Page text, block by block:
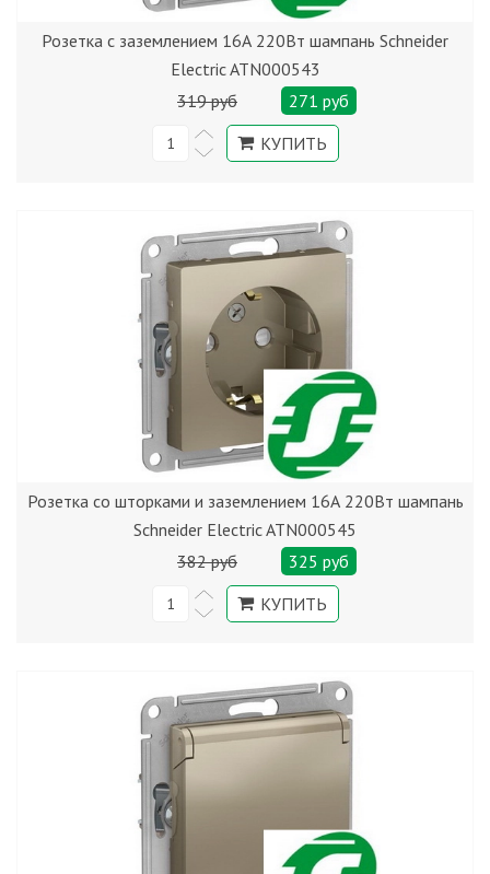
Розетка с заземлением 16А 220Вт шампань Schneider
Electric ATN000543
319 руб
271 руб
Розетка со шторками и заземлением 16А 220Вт шампань
Schneider Electric ATN000545
382 руб
325 руб